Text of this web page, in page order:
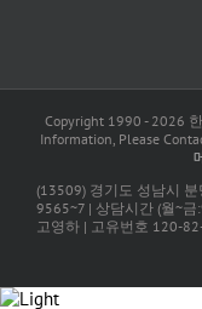
Copyright 1990 - 2026
Information, Please
(13509) 경기도 성남시
9565~7 | 상담시간 (월~
고영하 | 고유번호 120-